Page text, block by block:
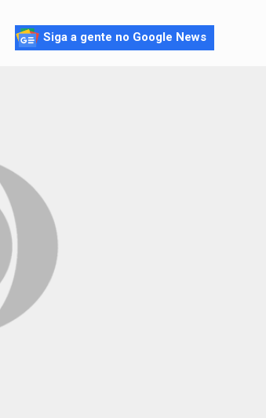
Siga a gente no Google News